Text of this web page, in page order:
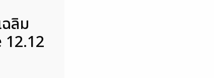
ลิม